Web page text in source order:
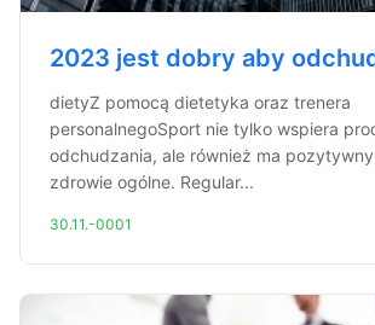
2023 jest dobry aby
dietyZ pomocą dietetyka oraz trenera
personalnegoSport nie tylko wspiera
odchudzania, ale również ma pozytywny
zdrowie ogólne. Regular...
30.11.-0001